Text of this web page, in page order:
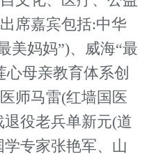
席嘉宾包括:中华
美妈妈”)、威海“最
母亲教育体系创
师马雷(红墙国医
役老兵单新元(道
专家张艳军、山